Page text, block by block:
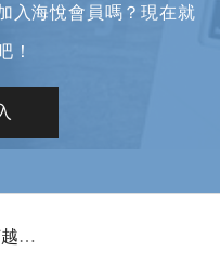
入海悅會員嗎？現在就
！
迷思